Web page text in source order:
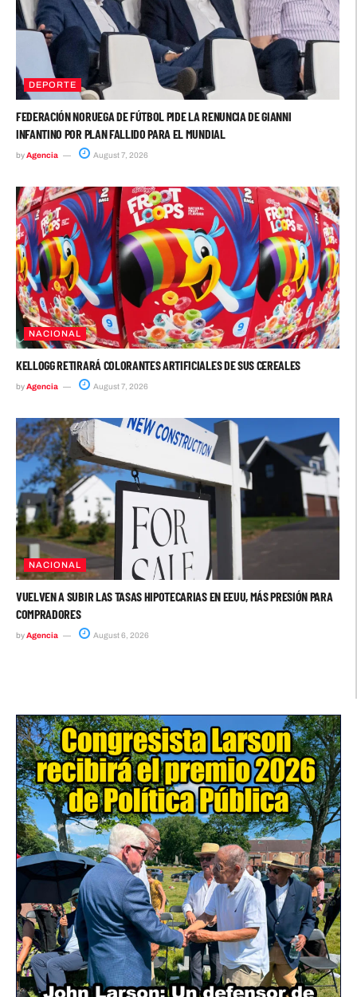
DEPORTE
FEDERACIÓN NORUEGA DE FÚTBOL PIDE LA RENUNCIA DE GIANNI
INFANTINO POR PLAN FALLIDO PARA EL MUNDIAL
byAgencia August 7, 2026
NACIONAL
KELLOGG RETIRARÁ COLORANTES ARTIFICIALES DE SUS CEREALES
byAgencia August 7, 2026
NACIONAL
VUELVEN A SUBIR LAS TASAS HIPOTECARIAS EN EEUU, MÁS PRESIÓN PARA
COMPRADORES
byAgencia August 6, 2026